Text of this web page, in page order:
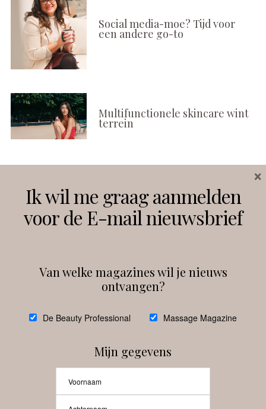
Social media-moe? Tijd voor
een andere go-to
Multifunctionele skincare wint
terrein
Instagram Facebook
debeautyprofessional
Ik wil me graag aanmelden
voor de E-mail nieuwsbrief
Van welke magazines wil je nieuws
ontvangen?
De Beauty Professional Massage Magazine
Mijn gegevens
×